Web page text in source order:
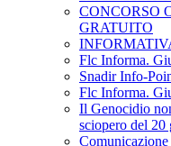
CONCORSO
GRATUITO
Flc Informa.
Snadir Info-
Flc Informa.
Il Genocidio
sciopero del 20